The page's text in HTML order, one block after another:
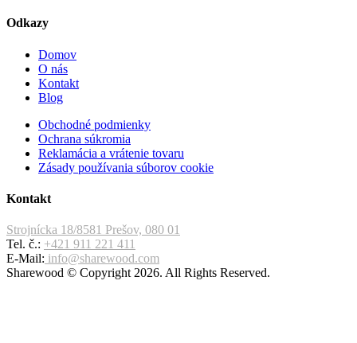
Odkazy
Domov
O nás
Kontakt
Blog
Obchodné podmienky
Ochrana súkromia
Reklamácia a vrátenie tovaru
Zásady používania súborov cookie
Kontakt
Strojnícka 18/8581 Prešov, 080 01
Tel. č.: +421 911 221 411
E-Mail: info@sharewood.com
Sharewood © Copyright 2026. All Rights Reserved.